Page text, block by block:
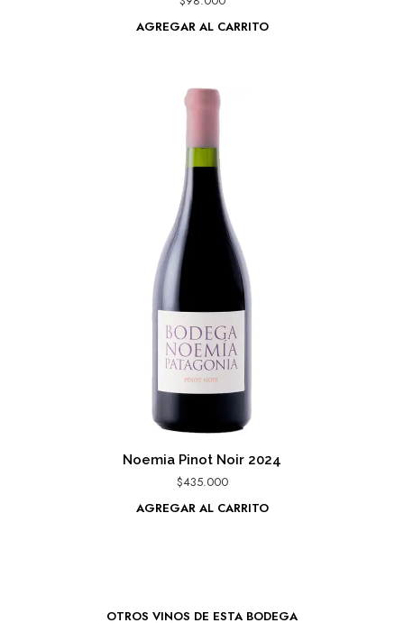
AGREGAR AL CARRITO
Noemia Pinot Noir 2024
$435.000
AGREGAR AL CARRITO
OTROS VINOS DE ESTA BODEGA